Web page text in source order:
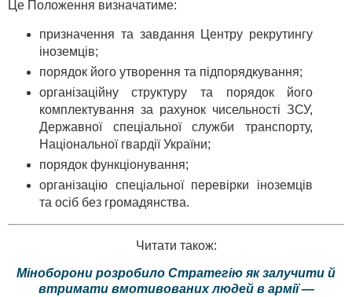
Це Положення визначатиме:
призначення та завдання Центру рекрутингу
іноземців;
порядок його утворення та підпорядкування;
організаційну структуру та порядок його
комплектування за рахунок чисельності ЗСУ,
Державної спеціальної служби транспорту,
Національної гвардії України;
порядок функціонування;
організацію спеціальної перевірки іноземців
та осіб без громадянства.
Читати також:
Міноборони розробило Стратегію як залучити й
втримати вмотивованих людей в армії —